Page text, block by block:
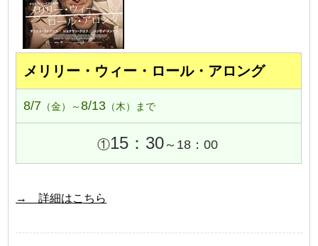
メリリー・ウィー・ロール・アロング
8/7 （金）～8/13 （木）まで
①15：30～18：00
→ 詳細はこちら